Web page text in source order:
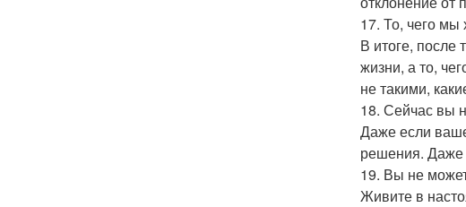
17. То, чего мы
В итоге, после
жизни, а то,
не такими,
18. Сейчас вы
Даже если
решения. Даже
19. Вы не
Живите в